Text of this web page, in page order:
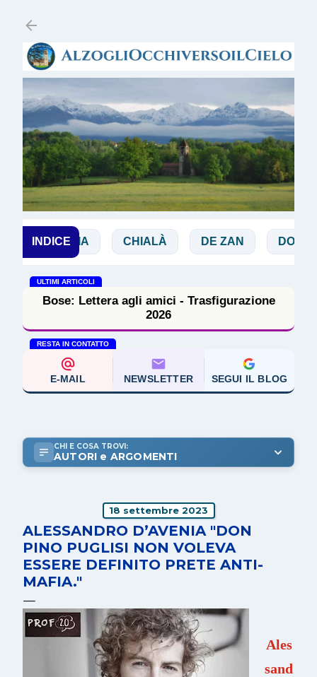
INDICE
BIBBIA CHIALÀ DE ZAN DOGLIO
ULTIMI ARTICOLI
Bose: Lettera agli amici - Trasfigurazione
2026
RESTA IN CONTATTO
E-MAIL NEWSLETTER SEGUI IL BLOG
CHI E COSA TROVI:
AUTORI e ARGOMENTI
18 settembre 2023
ALESSANDRO D’AVENIA "DON
PINO PUGLISI NON VOLEVA
ESSERE DEFINITO PRETE ANTI-
MAFIA."
Ales
sand